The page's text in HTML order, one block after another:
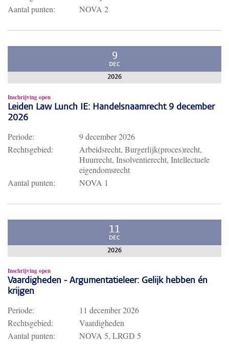
Aantal punten:
NOVA 2
9
DEC
2026
Inschrijving open
Leiden Law Lunch IE: Handelsnaamrecht 9 december
2026
Periode:
9 december 2026
Rechtsgebied:
Arbeidsrecht, Burgerlijk(proces)recht,
Huurrecht, Insolventierecht, Intellectuele
eigendomsrecht
Aantal punten:
NOVA 1
11
DEC
2026
Inschrijving open
Vaardigheden - Argumentatieleer: Gelijk hebben én
krijgen
Periode:
11 december 2026
Rechtsgebied:
Vaardigheden
Aantal punten:
NOVA 5, LRGD 5